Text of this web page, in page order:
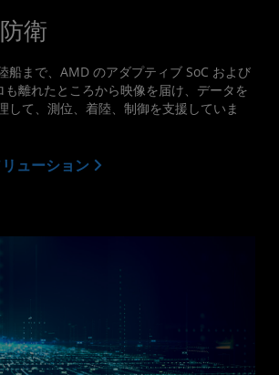
衛
船まで、AMD のアダプティブ SoC および
も離れたところから映像を届け、データを
して、測位、着陸、制御を支援していま
ューション